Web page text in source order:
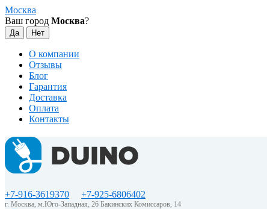
Москва
Ваш город Москва?
О компании
Отзывы
Блог
Гарантия
Доставка
Оплата
Контакты
+7-916-3619370 +7-925-6806402
г. Москва, м.Юго-Западная, 26 Бакинских Комиссаров, 14